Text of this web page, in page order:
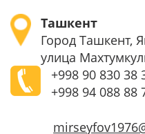
Ташкент
Город Ташкент,
улица
+998 90 830 38
+998 94 088 88